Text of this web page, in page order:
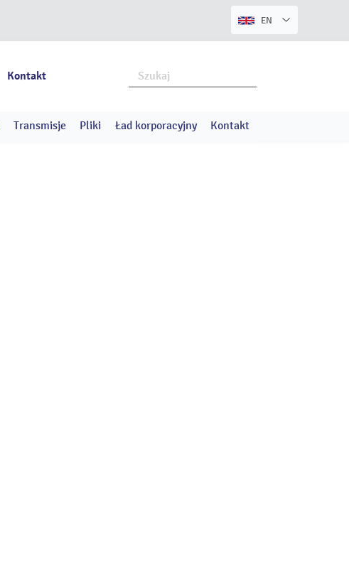
EN
Kontakt
Transmisje Pliki Ład korporacyjny Kontakt